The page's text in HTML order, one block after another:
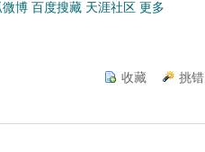
微博 百度搜藏 天涯社区 更多
收藏 挑错